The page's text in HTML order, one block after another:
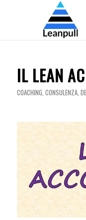
IL LEAN
COACHING, CONSULENZA,